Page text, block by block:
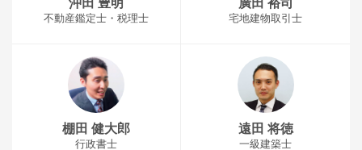
沖田 豊明
不動産鑑定士・税理士
廣田 裕司
宅地建物取引士
棚田 健大郎
行政書士
遠田 将徳
一級建築士